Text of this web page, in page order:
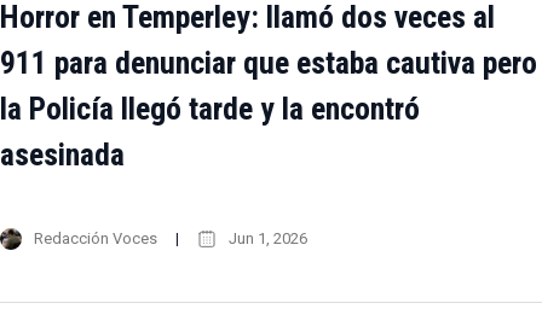
Horror en Temperley: llamó dos veces al
911 para denunciar que estaba cautiva pero
la Policía llegó tarde y la encontró
asesinada
Redacción Voces Jun 1, 2026